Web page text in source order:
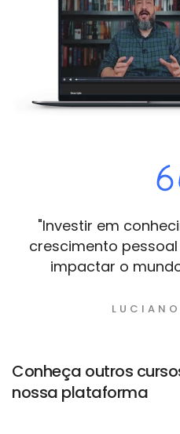
"Investir em
crescimento
impactar o
Conheça outros
nossa plataforma